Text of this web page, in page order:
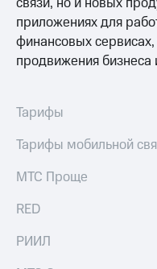
приложениях для
финансовых сервисах,
продвижения бизнеса
Тарифы
Тарифы мобильной
МТС Проще
RED
РИИЛ